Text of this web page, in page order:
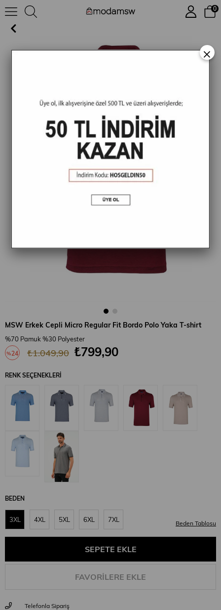
0
MSW Erkek Cepli Micro Regular Fit Bordo Polo Yaka T-shirt
MSW Erkek Cepli Micro Regular Fit Bordo Polo Yaka T-shirt
%70 Pamuk %30 Polyester
%24 ₺1.049,90 ₺799,90
RENK SEÇENEKLERI
BEDEN
3XL 4XL 5XL 6XL 7XL Beden Tablosu
FAVORILERE EKLE
Telefonla Sipariş
×